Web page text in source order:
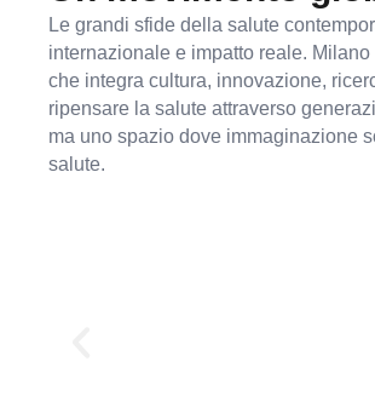
Le grandi sfide della salute
internazionale e impatto reale.
che integra cultura, innovazione,
ripensare la salute attraverso
ma uno spazio dove immaginazione
salute.